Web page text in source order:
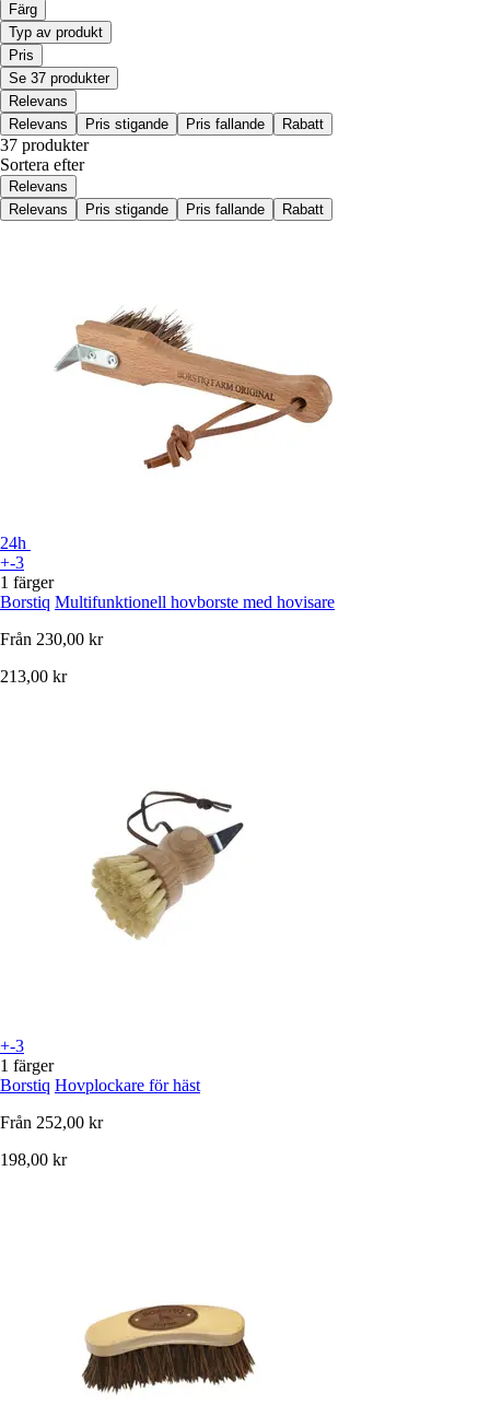
Färg
Typ av produkt
Pris
Se 37 produkter
Relevans
Relevans
Pris stigande Pris fallande Rabatt
37 produkter
Sortera efter
Relevans
Relevans
Pris stigande Pris fallande Rabatt
24h
+-3
1 färger
Borstiq Multifunktionell hovborste med hovisare
Från 230,00 kr
213,00 kr
+-3
1 färger
Borstiq Hovplockare för häst
Från 252,00 kr
198,00 kr